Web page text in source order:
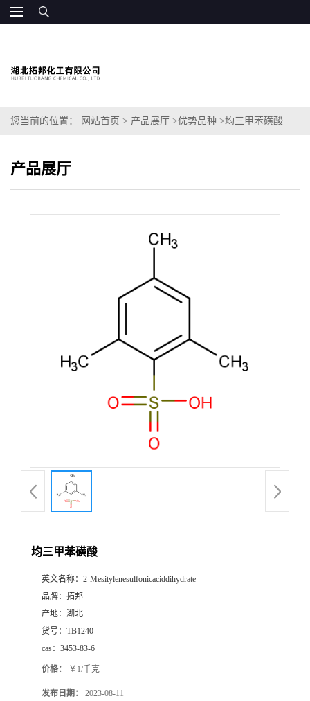
您当前的位置： 网站首页 > 产品展厅 >优势品种 >均三甲苯磺酸
产品展厅
均三甲苯磺酸
英文名称： 2-Mesitylenesulfonicaciddihydrate
品牌： 拓邦
产地： 湖北
货号： TB1240
cas： 3453-83-6
价格： ￥1/千克
发布日期： 2023-08-11